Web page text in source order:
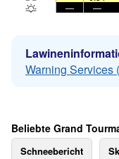
—
—
Warning Services
Beliebte Grand
Schneebericht